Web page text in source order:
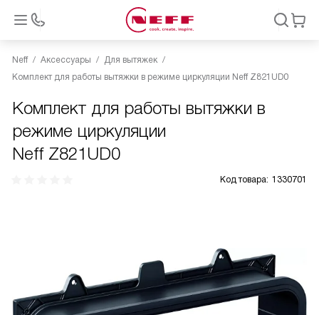
Neff Аксессуары
Для вытяжек
Комплект для работы вытяжки в режиме циркуляции Neff Z821UD0
Комплект для работы вытяжки в
режиме циркуляции
Neff Z821UD0
Код товара: 1330701